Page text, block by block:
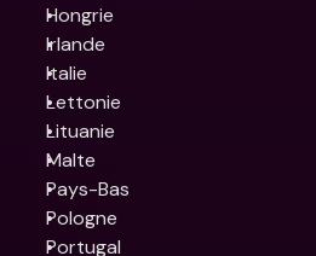
Hongrie
Irlande
Italie
Lettonie
Lituanie
Malte
Pays-Bas
Pologne
Portugal